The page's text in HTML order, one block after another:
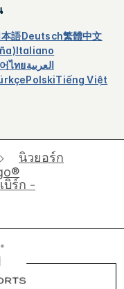
本語Deutsch繁體中文
Italiano
ไทยالعربية
PolskiTiếng Việt
นิวยอร์ก
บิร์ก -